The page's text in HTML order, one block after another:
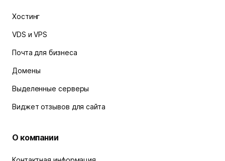
Хостинг
VDS и VPS
Почта для бизнеса
Домены
Выделенные серверы
Виджет отзывов для сайта
О компании